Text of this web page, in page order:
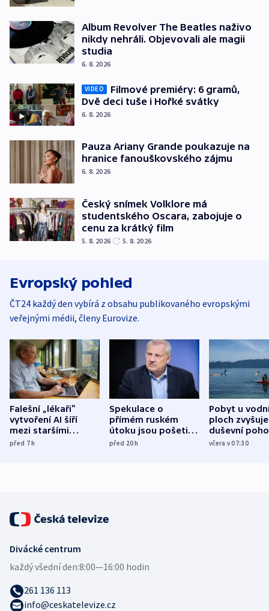
Album Revolver The Beatles naživo
nikdy nehráli. Objevovali ale magii
studia
6. 8. 2026
VIDEO
Filmové premiéry: 6 gramů,
Dvě deci tuše i Hořké svátky
6. 8. 2026
Pauza Ariany Grande poukazuje na
hranice fanouškovského zájmu
6. 8. 2026
Český snímek Volklore má
studentského Oscara, zabojuje o
cenu za krátký film
5. 8. 2026 5. 8. 2026
Evropský pohled
ČT24 každý den vybírá z obsahu publikovaného evropskými
veřejnými médii, členy Eurovize.
Falešní „lékaři“
vytvoření AI šíří
mezi staršími
Poláky nebezpečné
před 7h
Spekulace o
přímém ruském
útoku jsou pošetilé,
míní estonský
před 20h
Pobyt u
ploch zvyšuje
duševní
ukázala
včera v 07:30
Divácké centrum
každý všední den:8:00—16:00 hodin
261 136 113
info@ceskatelevize.cz